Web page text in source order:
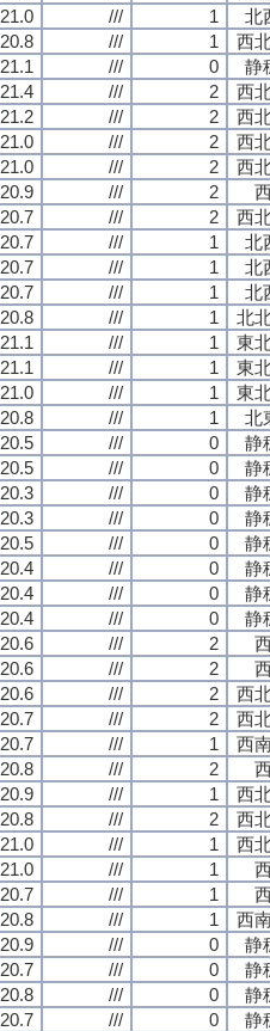
21.0 /// 1 北
20.8 /// 1 西
21.1 /// 0 静
21.4 /// 2 西
21.2 /// 2 西
21.0 /// 2 西
21.0 /// 2 西
20.9 /// 2
20.7 /// 2 西
20.7 /// 1 北
20.7 /// 1 北
20.7 /// 1 北
20.8 /// 1 北
21.1 /// 1 東
21.1 /// 1 東
21.0 /// 1 東
20.8 /// 1 北
20.5 /// 0 静
20.5 /// 0 静
20.3 /// 0 静
20.3 /// 0 静
20.5 /// 0 静
20.4 /// 0 静
20.4 /// 0 静
20.4 /// 0 静
20.6 /// 2
20.6 /// 2
20.6 /// 2 西
20.7 /// 2 西
20.7 /// 1 西
20.8 /// 2
20.9 /// 1 西
20.8 /// 2 西
21.0 /// 1 西
21.0 /// 1
20.7 /// 1
20.8 /// 1 西
20.9 /// 0 静
20.7 /// 0 静
20.8 /// 0 静
20.7 /// 0 静